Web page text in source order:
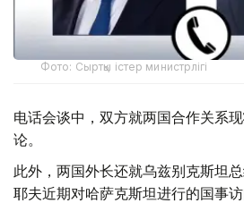
Фото: Сыртқы істер министрлігі
电话会谈中，双方就两国合作关系
论。
此外，两国外长还就乌兹别克斯坦
耶夫近期对哈萨克斯坦进行的国事